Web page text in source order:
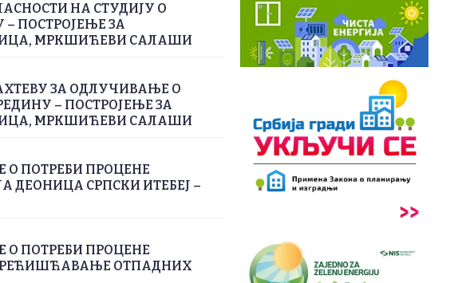
НА СТУДИЈУ О
ПОСТРОЈЕЊЕ ЗА
МРКШИЋЕВИ САЛАШИ
ЗА ОДЛУЧИВАЊЕ О
– ПОСТРОЈЕЊЕ ЗА
МРКШИЋЕВИ САЛАШИ
ПОТРЕБИ ПРОЦЕНЕ
ДЕОНИЦА СРПСКИ ИТЕБЕЈ –
ПОТРЕБИ ПРОЦЕНЕ
ОТПАДНИХ